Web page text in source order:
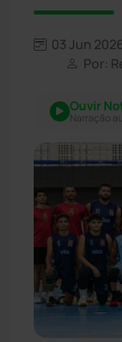
03 Jun
Por:
Ouvir
Narração